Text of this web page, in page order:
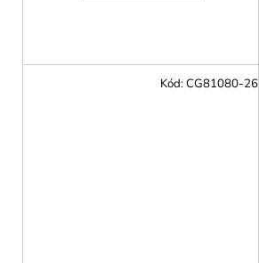
Kód:CG81080-26